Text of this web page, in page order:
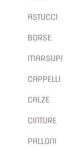
ASTUCCI
BORSE
MARSUPI
CAPPELLI
CALZE
CINTURE
PALLONI